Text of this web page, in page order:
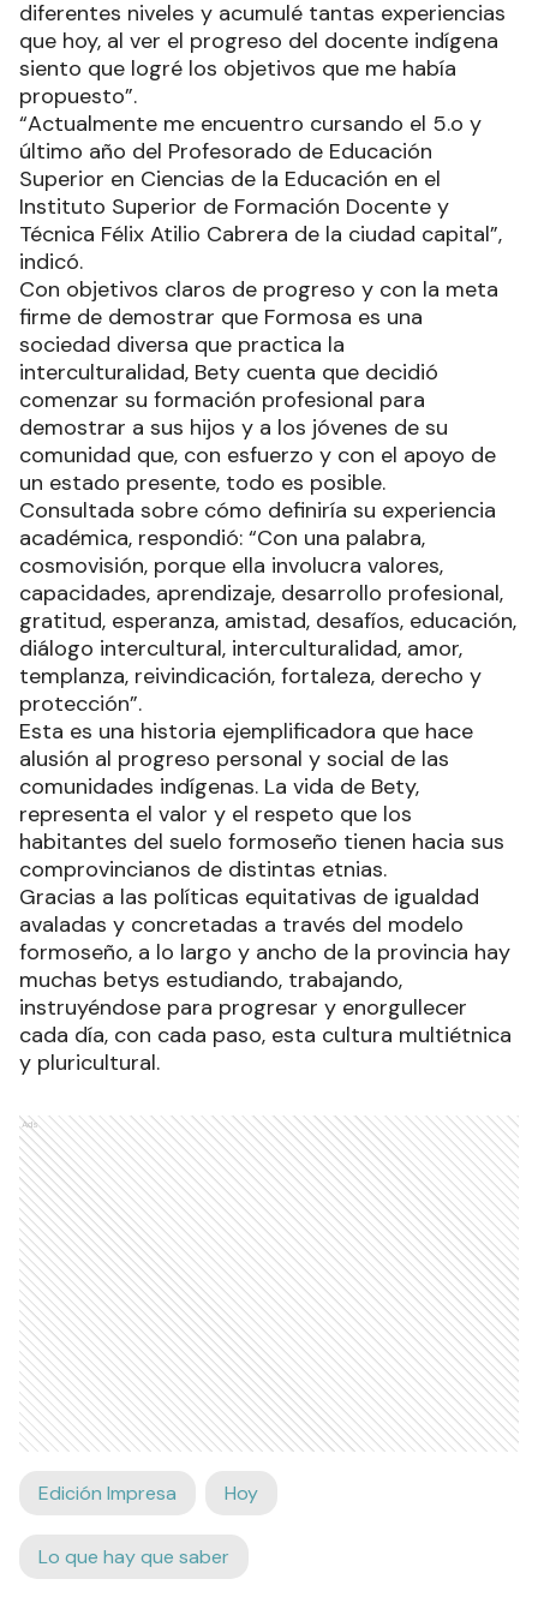
diferentes niveles y acumulé tantas experiencias
que hoy, al ver el progreso del docente indígena
siento que logré los objetivos que me había
propuesto”.
“Actualmente me encuentro cursando el 5.o y
último año del Profesorado de Educación
Superior en Ciencias de la Educación en el
Instituto Superior de Formación Docente y
Técnica Félix Atilio Cabrera de la ciudad capital”,
indicó.
Con objetivos claros de progreso y con la meta
firme de demostrar que Formosa es una
sociedad diversa que practica la
interculturalidad, Bety cuenta que decidió
comenzar su formación profesional para
demostrar a sus hijos y a los jóvenes de su
comunidad que, con esfuerzo y con el apoyo de
un estado presente, todo es posible.
Consultada sobre cómo definiría su experiencia
académica, respondió: “Con una palabra,
cosmovisión, porque ella involucra valores,
capacidades, aprendizaje, desarrollo profesional,
gratitud, esperanza, amistad, desafíos, educación,
diálogo intercultural, interculturalidad, amor,
templanza, reivindicación, fortaleza, derecho y
protección”.
Esta es una historia ejemplificadora que hace
alusión al progreso personal y social de las
comunidades indígenas. La vida de Bety,
representa el valor y el respeto que los
habitantes del suelo formoseño tienen hacia sus
comprovincianos de distintas etnias.
Gracias a las políticas equitativas de igualdad
avaladas y concretadas a través del modelo
formoseño, a lo largo y ancho de la provincia hay
muchas betys estudiando, trabajando,
instruyéndose para progresar y enorgullecer
cada día, con cada paso, esta cultura multiétnica
y pluricultural.
Ads
Edición Impresa Hoy
Lo que hay que saber